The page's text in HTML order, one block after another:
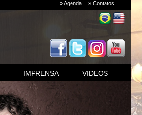
» Agenda » Contatos
IMPRENSA VIDEOS